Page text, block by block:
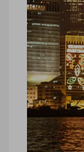
Hong-
Marie-